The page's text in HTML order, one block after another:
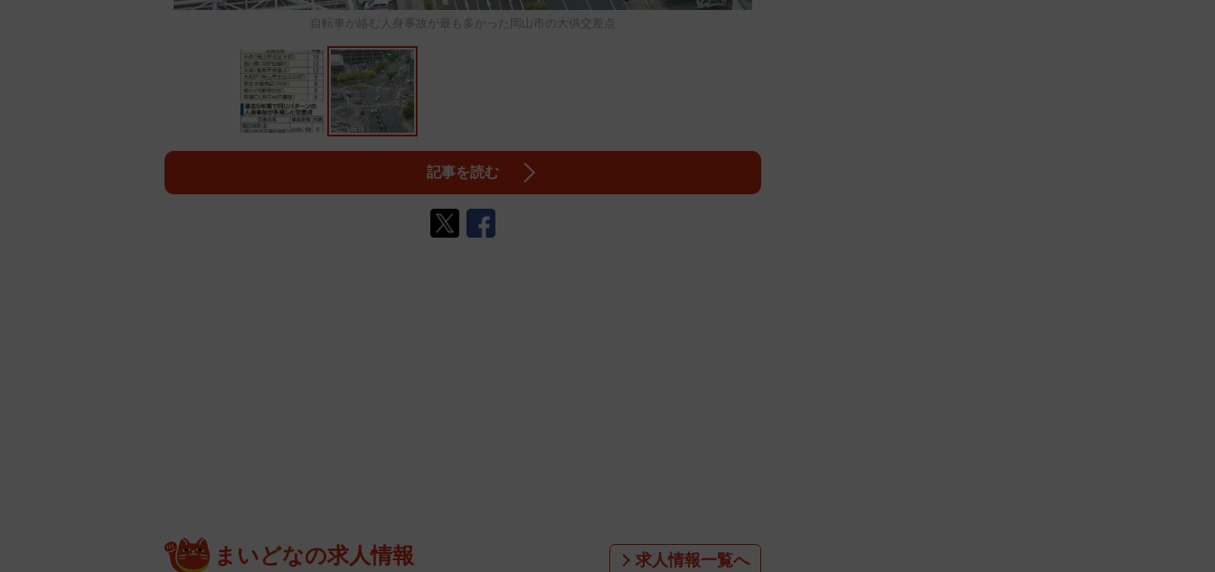
自転車が絡む人身事故が最も多かった岡山市の大供交差点
記事を読む
まいどなの求人情報 求人情報一覧へ